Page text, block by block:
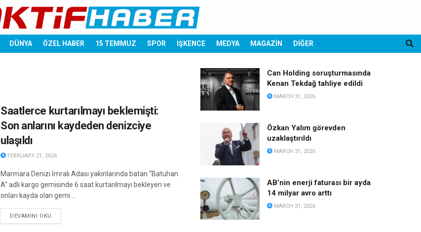
DÜNYA ÖZEL HABER 15 TEMMUZ SPOR İŞKENCE MEDYA MAGAZİN DİĞER
Saatlerce kurtarılmayı beklemişti:
Son anlarını kaydeden denizciye
ulaşıldı
FEBRUARY 21, 2024
Marmara Denizi İmralı Adası yakınlarında batan “Batuhan
A” adlı kargo gemisinde 6 saat kurtarılmayı bekleyen ve
onları kayda olan gemi ...
DEVAMINI OKU
Can Holding soruşturmasında
Kenan Tekdağ tahliye edildi
MARCH 31, 2026
Özkan Yalım görevden
uzaklaştırıldı
MARCH 31, 2026
AB’nin enerji faturası bir ayda
14 milyar avro arttı
MARCH 31, 2026